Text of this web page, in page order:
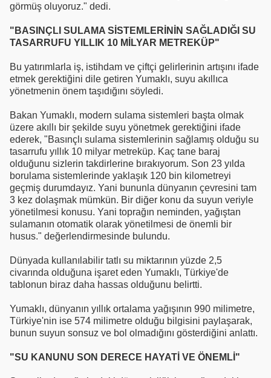
görmüş oluyoruz." dedi.
"BASINÇLI SULAMA SİSTEMLERİNİN SAĞLADIĞI SU
TASARRUFU YILLIK 10 MİLYAR METREKÜP"
Bu yatırımlarla iş, istihdam ve çiftçi gelirlerinin artışını ifade
etmek gerektiğini dile getiren Yumaklı, suyu akıllıca
yönetmenin önem taşıdığını söyledi.
Bakan Yumaklı, modern sulama sistemleri başta olmak
üzere akıllı bir şekilde suyu yönetmek gerektiğini ifade
ederek, "Basınçlı sulama sistemlerinin sağlamış olduğu su
tasarrufu yıllık 10 milyar metreküp. Kaç tane baraj
olduğunu sizlerin takdirlerine bırakıyorum. Son 23 yılda
borulama sistemlerinde yaklaşık 120 bin kilometreyi
geçmiş durumdayız. Yani bununla dünyanın çevresini tam
3 kez dolaşmak mümkün. Bir diğer konu da suyun veriyle
yönetilmesi konusu. Yani toprağın neminden, yağıştan
sulamanın otomatik olarak yönetilmesi de önemli bir
husus." değerlendirmesinde bulundu.
Dünyada kullanılabilir tatlı su miktarının yüzde 2,5
civarında olduğuna işaret eden Yumaklı, Türkiye'de
tablonun biraz daha hassas olduğunu belirtti.
Yumaklı, dünyanın yıllık ortalama yağışının 990 milimetre,
Türkiye'nin ise 574 milimetre olduğu bilgisini paylaşarak,
bunun suyun sonsuz ve bol olmadığını gösterdiğini anlattı.
"SU KANUNU SON DERECE HAYATİ VE ÖNEMLİ"